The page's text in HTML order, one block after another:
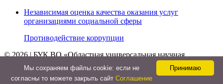
Независимая оценка качества оказания услуг
организациями социальной сферы
Противодействие коррупции
© 2026 | БУК ВО «Областная универсальная научная
библиотека»
Принимаю
Мы cохраняем файлы cookie: если не
согласны то можете закрыть сайт Соглашение